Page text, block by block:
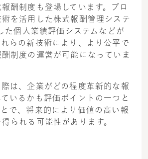
酬制度も登場しています。ブロ
を活用した株式報酬管理システ
た個人業績評価システムなどが
らの新技術により、より公平で
制度の運営が可能になっていま
は、企業がどの程度革新的な報
いるかも評価ポイントの一つと
で、将来的により価値の高い報
られる可能性があります。